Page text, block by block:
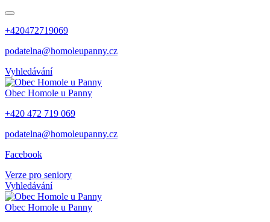
+420472719069
podatelna@homoleupanny.cz
Vyhledávání
Obec Homole u Panny
+420 472 719 069
podatelna@homoleupanny.cz
Facebook
Verze pro seniory
Vyhledávání
Obec Homole u Panny